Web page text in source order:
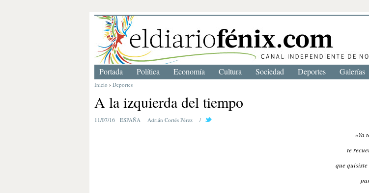
Inicio › Deportes
A la izquierda del tiempo
11/07/16 ESPAÑA Adrián Cortés Pérez /
«Ya
te
que
Portada Política Economía Cultura Sociedad Deportes Galerías